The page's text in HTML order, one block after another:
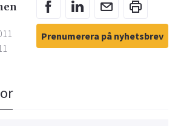
Prenumerera på nyhetsbrev